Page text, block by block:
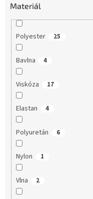
Materiál
Polyester 25
Bavlna 4
Viskóza 17
Elastan 4
Polyuretán 6
Nylon 1
Vlna 2